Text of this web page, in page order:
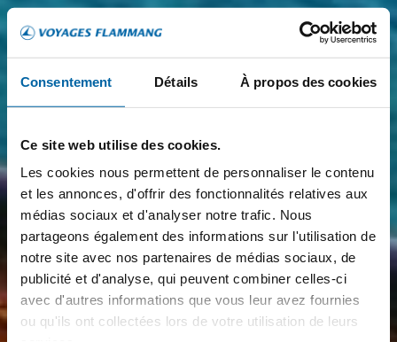
Consentement Détails À propos des cookies
Ce site web utilise des cookies.
Les cookies nous permettent de personnaliser le contenu
et les annonces, d'offrir des fonctionnalités relatives aux
médias sociaux et d'analyser notre trafic. Nous
partageons également des informations sur l'utilisation de
notre site avec nos partenaires de médias sociaux, de
publicité et d'analyse, qui peuvent combiner celles-ci
avec d'autres informations que vous leur avez fournies
ou qu'ils ont collectées lors de votre utilisation de leurs